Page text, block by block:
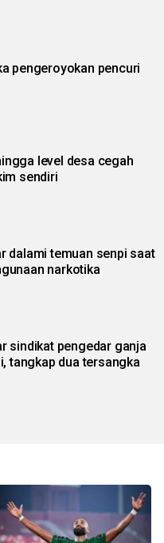
pengeroyokan pencuri
level desa cegah
sendiri
dalami temuan senpi saat
narkotika
sindikat pengedar ganja
tangkap dua tersangka